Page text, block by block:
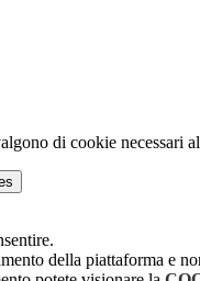
di cookie necessari
della piattaforma e